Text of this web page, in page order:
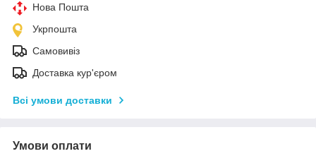
Нова Пошта
Укрпошта
Самовивіз
Доставка кур'єром
Всі умови доставки
Умови оплати